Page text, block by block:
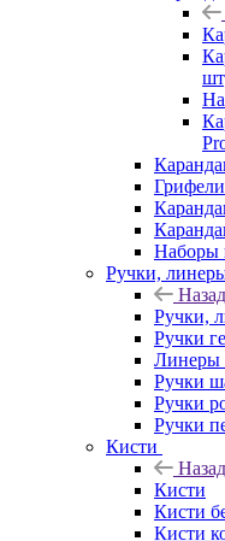
Грифели
Наборы
Ручки,
Назад
Ручки,
Ручки
Линеры
Ручки
Ручки
Ручки
Кисти
Назад
Кисти
Кисти
Кисти